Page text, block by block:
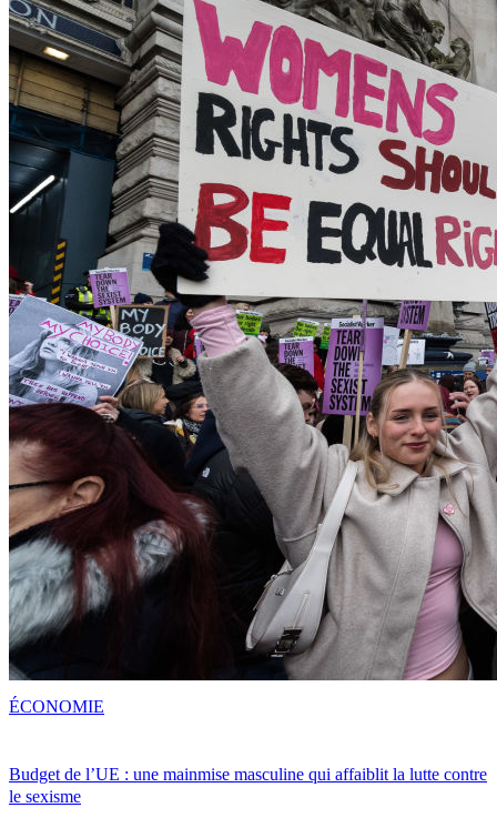
Budget de l’UE : une mainmise masculine qui affaiblit la lutte contre
le sexisme
ÉCONOMIE